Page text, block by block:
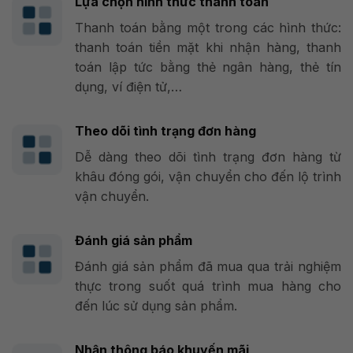
Thanh toán bằng một trong các hình thức:
thanh toán tiền mặt khi nhận hàng, thanh
toán lập tức bằng thẻ ngân hàng, thẻ tín
dụng, ví điện tử,…
Theo dõi tình trạng đơn hàng
Dễ dàng theo dõi tình trạng đơn hàng từ
khâu đóng gói, vận chuyển cho đến lộ trình
vận chuyển.
Đánh giá sản phẩm
Đánh giá sản phẩm đã mua qua trải nghiệm
thực trong suốt quá trình mua hàng cho
đến lúc sử dụng sản phẩm.